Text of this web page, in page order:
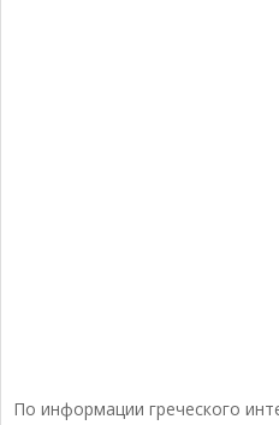
По информации греческого